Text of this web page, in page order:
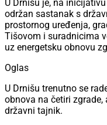
U Drnišu je, na
održan sastanak s
prostornog uređenja,
Tišovom i suradnicima
uz energetsku obnovu
Oglas
U Drnišu trenutno se
obnova na četiri
državni tajnik.